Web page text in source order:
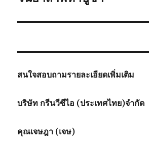
สนใจสอบถามรายละเอียดเพิ่มเติม
บริษัท กรีนวีซีไอ (ประเทศไทย)จำกัด
คุณเจษฎา (เจษ)